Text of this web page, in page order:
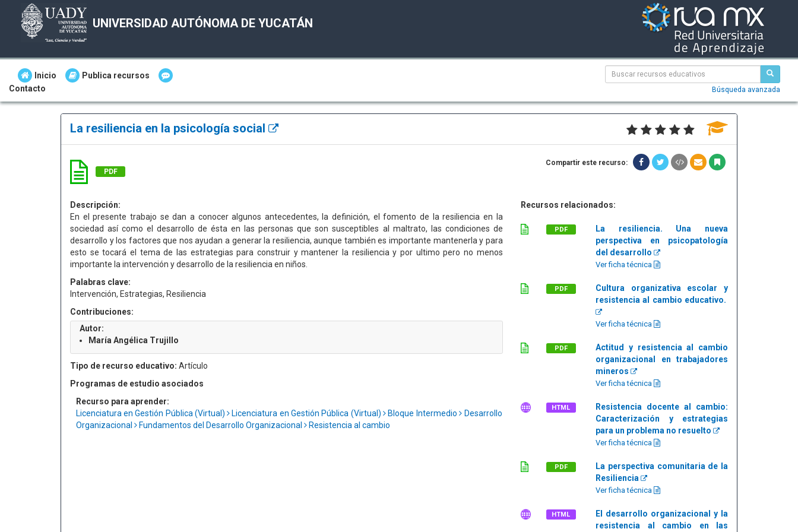
UNIVERSIDAD AUTÓNOMA DE YUCATÁN
Inicio
Publica recursos
Contacto
Búsqueda avanzada
La resiliencia en la psicología social
PDF
Compartir este recurso:
Descripción:
En el presente trabajo se dan a conocer algunos antecedentes, la definición, el fomento de la resiliencia en la
sociedad así como el desarrollo de ésta en las personas que son susceptibles al maltrato, las condiciones de
desarrollo y los factores que nos ayudan a generar la resiliencia, aunque también es importante mantenerla y para
esto se tocará el tema de las estrategias para construir y mantener la resiliencia y por ultimo pero no menos
importante la intervención y desarrollo de la resiliencia en niños.
Palabras clave:
Intervención, Estrategias, Resiliencia
Contribuciones:
Autor:
María Angélica Trujillo
Tipo de recurso educativo: Artículo
Programas de estudio asociados
Recurso para aprender:
Licenciatura en Gestión Pública (Virtual)
Licenciatura en Gestión Pública (Virtual) Bloque Intermedio
Desarrollo
Organizacional
Fundamentos del Desarrollo Organizacional Resistencia al cambio
Recursos relacionados:
PDF
La resiliencia. Una nueva
perspectiva en psicopatología
del desarrollo
Ver ficha técnica
PDF
Cultura organizativa escolar y
resistencia al cambio educativo.
Ver ficha técnica
PDF
Actitud y resistencia al cambio
organizacional en trabajadores
mineros
Ver ficha técnica
HTML
Resistencia docente al cambio:
Caracterización y estrategias
para un problema no resuelto
Ver ficha técnica
PDF
La perspectiva comunitaria de la
Resiliencia
Ver ficha técnica
HTML
El desarrollo organizacional y la
resistencia al cambio en las